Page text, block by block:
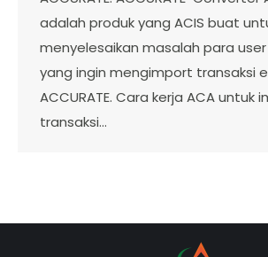
adalah produk yang ACIS buat
menyelesaikan masalah para user
yang ingin mengimport transaksi
ACCURATE. Cara kerja ACA untuk
transaksi…